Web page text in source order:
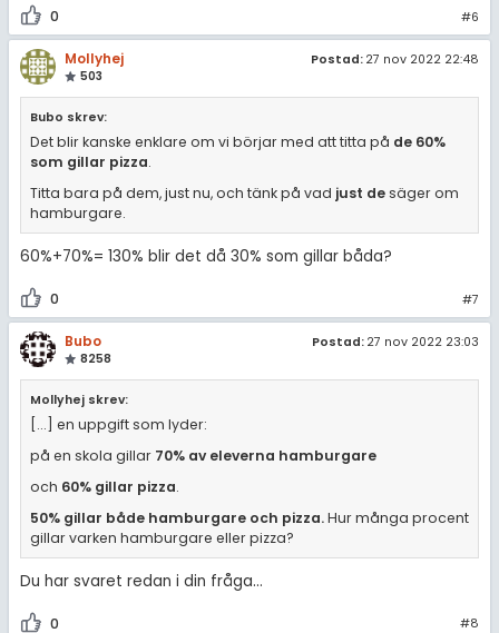
0 #6
Mollyhej
503
Postad: 27 nov 2022 22:48
Bubo skrev:
Det blir kanske enklare om vi börjar med att titta på de 60%
som gillar pizza.
Titta bara på dem, just nu, och tänk på vad just desäger om
hamburgare.
60%+70%= 130% blir det då 30% som gillar båda?
0 #7
Bubo
8258
Postad: 27 nov 2022 23:03
Mollyhej skrev:
[...] en uppgift som lyder:
på en skola gillar 70% av eleverna hamburgare
och 60% gillar pizza.
50% gillar både hamburgare och pizza.Hur många procent
gillar varken hamburgare eller pizza?
Du har svaret redan i din fråga...
0 #8